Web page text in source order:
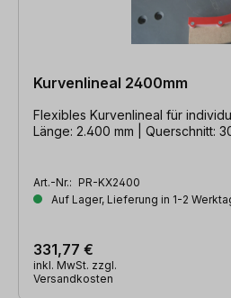
Kurvenlineal 2400mm
Flexibles Kurvenlineal für
Länge: 2.400 mm | Querschnitt:
Art.-Nr.: PR-KX2400
Auf Lager, Lieferung in 1-2
331,77 €
inkl. MwSt. zzgl.
Versandkosten